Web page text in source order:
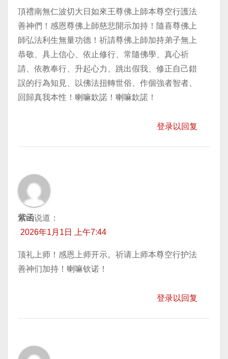
頂禮南無仁波切大日如來王尊佛上師本尊空行護法
善神們！感恩尊佛上師慈悲開示加持！隨喜尊佛上
師弘法利生無量功德！祈請尊佛上師加持弟子無上
恭敬、具上信心、依止修行、常隨佛學、真心祈
請、依教奉行、升起心力、跳出假我、修正自己錯
誤的行為知見、以佛法扭轉世俗、作個強者智者、
回歸真我本性！喇嘛欽諾！喇嘛欽諾！
登录以回复
紫函说道：
2026年1月1日 上午7:44
顶礼上师！感恩上师开示。祈请上师本尊空行护法
善神们加持！喇嘛钦诺！
登录以回复